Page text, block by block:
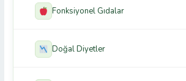
Fonksiyonel Gıdalar
Doğal Diyetler